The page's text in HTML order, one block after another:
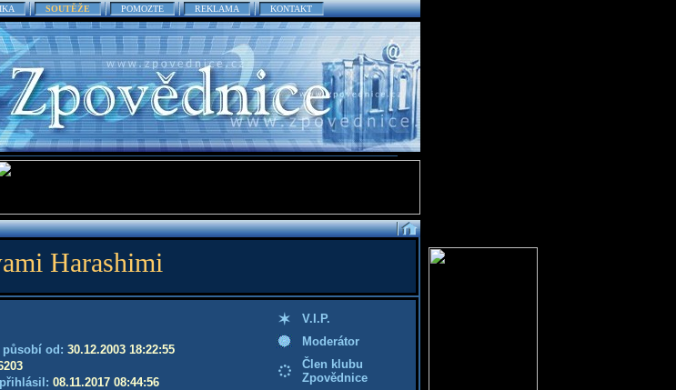
SOUTĚŽE POMOZTE REKLAMA KONTAKT
Harashimi
působí od: 30.12.2003 18:22:55
08.11.2017 08:44:56
V.I.P.
Moderátor
Člen klubu
Zpovědnice